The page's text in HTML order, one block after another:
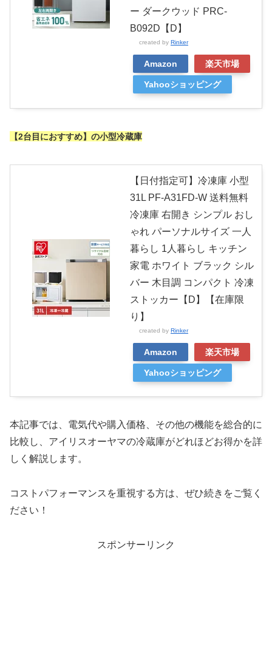
ー ダークウッド PRC-
B092D【D】
created by Rinker
Amazon 楽天市場
Yahooショッピング
【2台目におすすめ】の小型冷蔵庫
【日付指定可】冷凍庫 小型
31L PF-A31FD-W 送料無料
冷凍庫 右開き シンプル おし
ゃれ パーソナルサイズ 一人
暮らし 1人暮らし キッチン
家電 ホワイト ブラック シル
バー 木目調 コンパクト 冷凍
ストッカー【D】【在庫限
り】
created by Rinker
Amazon 楽天市場
Yahooショッピング
本記事では、電気代や購入価格、その他の機能を総合的に
比較し、アイリスオーヤマの冷蔵庫がどれほどお得かを詳
しく解説します。
コストパフォーマンスを重視する方は、ぜひ続きをご覧く
ださい！
スポンサーリンク